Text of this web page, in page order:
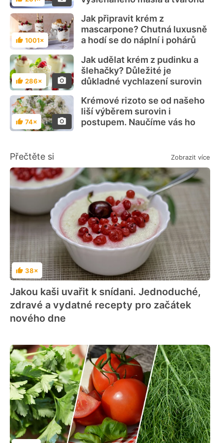
Hodnocení
Hodnocení
1001×
Jak připravit krém z
mascarpone? Chutná luxusně
a hodí se do náplní i pohárů
Hodnocení
286×
Jak udělat krém z pudinku a
šlehačky? Důležité je
důkladné vychlazení surovin
Hodnocení
74×
Krémové rizoto se od našeho
liší výběrem surovin i
postupem. Naučíme vás ho
Přečtěte si Zobrazit více
Hodnocení
38×
Jakou kaši uvařit k snídani. Jednoduché,
zdravé a vydatné recepty pro začátek
nového dne